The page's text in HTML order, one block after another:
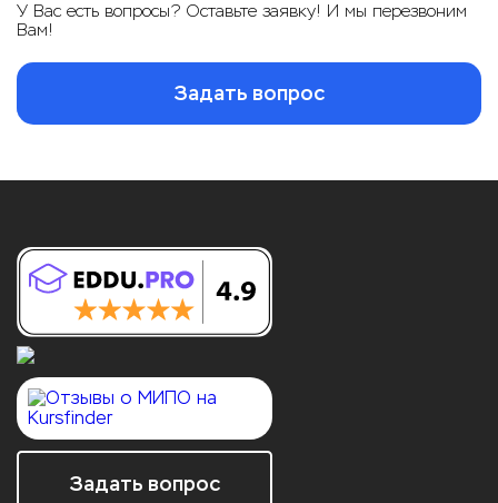
У Вас есть вопросы? Оставьте заявку! И мы перезвоним
Вам!
Задать вопрос
Задать вопрос